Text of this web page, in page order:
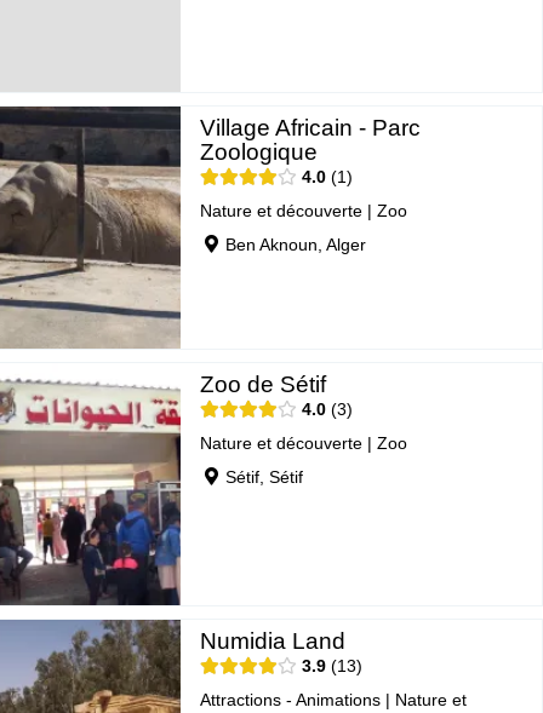
Village Africain - Parc
Zoologique
4.0
1
Nature et découverte |Zoo
Ben Aknoun, Alger
Zoo de Sétif
4.0 3
Nature et découverte |Zoo
Sétif, Sétif
Numidia Land
3.9
13
Attractions - Animations | Nature et